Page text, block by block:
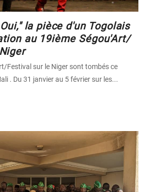
la pièce d'un Togolais
au 19ième Ségou'Art/
Festival sur le Niger sont tombés ce
. Du 31 janvier au 5 février sur les...